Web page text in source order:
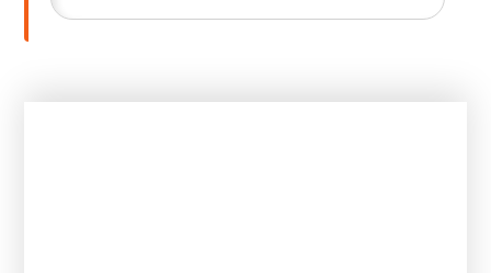
Почему другие бренды уступают по